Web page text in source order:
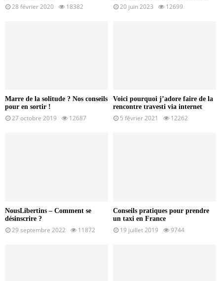
28 février 2020 18382 20 juin 2023 12699
Marre de la solitude ? Nos conseils
pour en sortir !
27 octobre 2019 12687
Voici pourquoi j’adore faire de la
rencontre travesti via internet
5 février 2021 12262
NousLibertins – Comment se
désinscrire ?
29 septembre 2022 11872
Conseils pratiques pour prendre
un taxi en France
19 juillet 2019 9744